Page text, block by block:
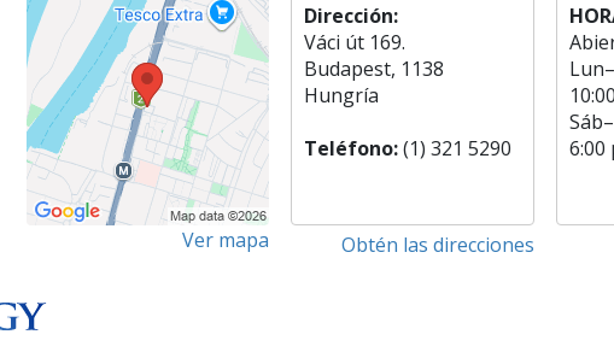
Ver mapa
Dirección:
Váci út 169.
Budapest, 1138
Hungría
Teléfono:(1) 321 5290
Obtén las direcciones
Lun–
Sáb–
6:00